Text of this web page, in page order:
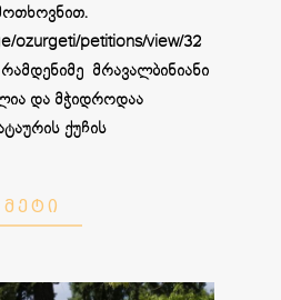
ozurgeti/petitions/view/32
მრავალბინიანი
და მჭიდროდაა
ქუჩის
ᲛᲔᲢᲘ